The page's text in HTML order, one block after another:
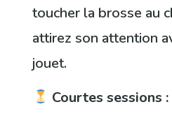
toucher la brosse au
attirez son attention
jouet.
Courtes sessions :